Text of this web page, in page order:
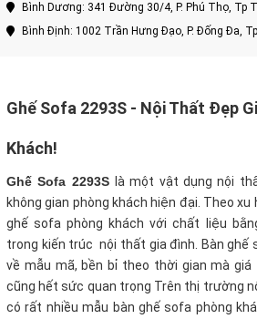
Bình Dương: 341 Đường 30/4, P. Phú Thọ, Tp
Bình Định: 1002 Trần Hưng Đạo, P. Đống Đa,
Ghế Sofa 2293S - Nội Thất Đẹp
Khách!
Ghế Sofa 2293S là một vật dụng nội
không gian phòng khách hiện đại. Theo
ghế sofa phòng khách với chất liệu
trong kiến trúc nội thất gia đình. Bàn ghế
về mẫu mã, bền bỉ theo thời gian mà
cũng hết sức quan trọng Trên thị trường
có rất nhiều mẫu bàn ghế sofa phòng